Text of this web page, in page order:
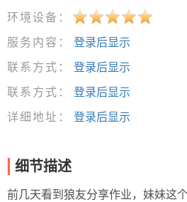
环境设备：
服务内容：
登录后显示
联系方式：
登录后显示
联系方式：
登录后显示
详细地址：
登录后显示
细节描述
前几天看到狼友分享作业，妹妹这